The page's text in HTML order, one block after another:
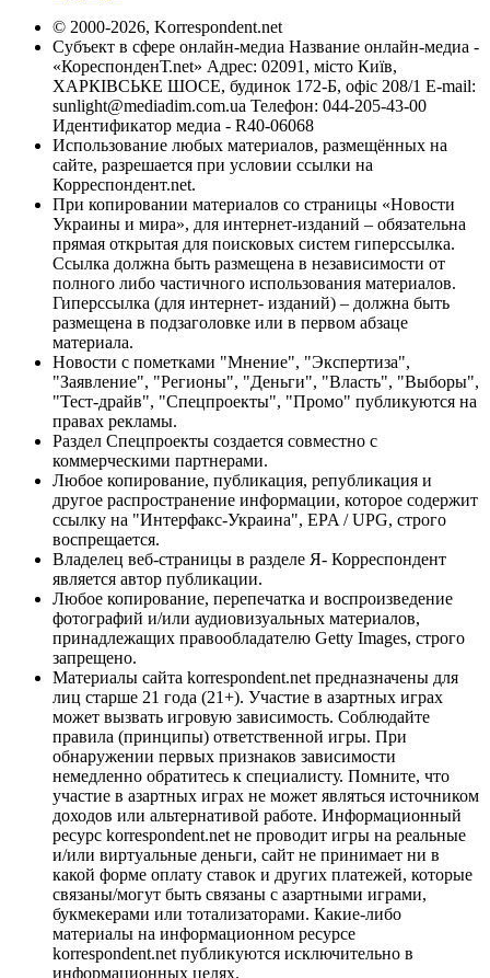
© 2000-2026, Korrespondent.net
Субъект в сфере онлайн-медиа Название онлайн-медиа -
«КореспонденТ.net» Адрес: 02091, місто Київ,
ХАРКІВСЬКЕ ШОСЕ, будинок 172-Б, офіс 208/1 E-mail:
sunlight@mediadim.com.ua Телефон: 044-205-43-00
Идентификатор медиа - R40-06068
Использование любых материалов, размещённых на
сайте, разрешается при условии ссылки на
Корреспондент.net.
При копировании материалов со страницы «Новости
Украины и мира», для интернет-изданий – обязательна
прямая открытая для поисковых систем гиперссылка.
Ссылка должна быть размещена в независимости от
полного либо частичного использования материалов.
Гиперссылка (для интернет- изданий) – должна быть
размещена в подзаголовке или в первом абзаце
материала.
Новости с пометками "Мнение", "Экспертиза",
"Заявление", "Регионы", "Деньги", "Власть", "Выборы",
"Тест-драйв", "Спецпроекты", "Промо" публикуются на
правах рекламы.
Раздел Спецпроекты создается совместно с
коммерческими партнерами.
Любое копирование, публикация, републикация и
другое распространение информации, которое содержит
ссылку на "Интерфакс-Украина", EPA / UPG, строго
воспрещается.
Владелец веб-страницы в разделе Я- Корреспондент
является автор публикации.
Любое копирование, перепечатка и воспроизведение
фотографий и/или аудиовизуальных материалов,
принадлежащих правообладателю Getty Images, строго
запрещено.
Материалы сайта korrespondent.net предназначены для
лиц старше 21 года (21+). Участие в азартных играх
может вызвать игровую зависимость. Соблюдайте
правила (принципы) ответственной игры. При
обнаружении первых признаков зависимости
немедленно обратитесь к специалисту. Помните, что
участие в азартных играх не может являться источником
доходов или альтернативой работе. Информационный
ресурс korrespondent.net не проводит игры на реальные
и/или виртуальные деньги, сайт не принимает ни в
какой форме оплату ставок и других платежей, которые
связаны/могут быть связаны с азартными играми,
букмекерами или тотализаторами. Какие-либо
материалы на информационном ресурсе
korrespondent.net публикуются исключительно в
информационных целях.